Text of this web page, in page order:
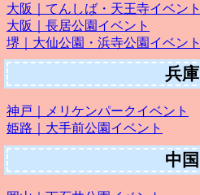
大阪｜てんしば・天王寺イベント
大阪｜長居公園イベント
堺｜大仙公園・浜寺公園イベント
兵庫
神戸｜メリケンパークイベント
姫路｜大手前公園イベント
中国